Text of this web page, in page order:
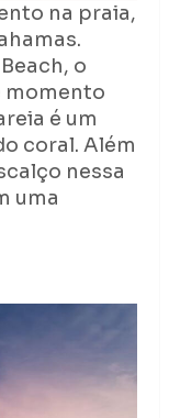
na praia,
o
momento
é um
coral. Além
nessa
uma